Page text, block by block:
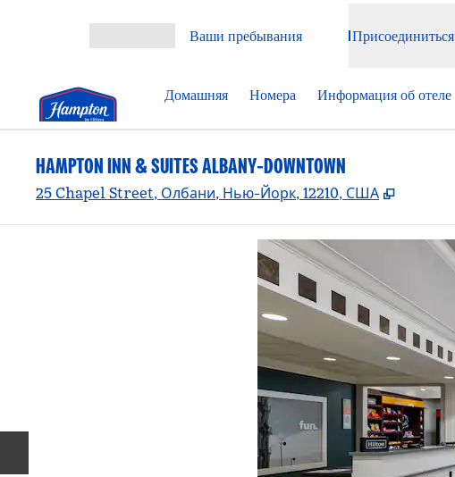
Ваши пребывания Присоединиться
Домашняя Номера Информация об отеле
HAMPTON INN & SUITES ALBANY-DOWNTOWN
25 Chapel Street, Олбани, Нью-Йорк, 12210, США ,